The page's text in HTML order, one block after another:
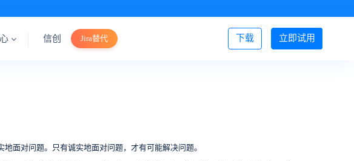
立即试用
下载
信创 Jira替代 登录/注册
面对问题。只有诚实地面对问题，才有可能解决问题。